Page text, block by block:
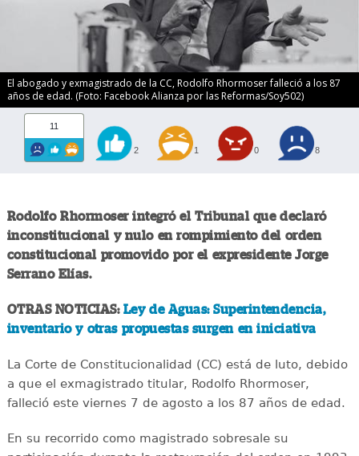
El abogado y exmagistrado de la CC, Rodolfo Rhormoser falleció a los 87
años de edad. (Foto: Facebook Alianza por las Reformas/Soy502)
11
2 1 0 8
Rodolfo Rhormoser integró el Tribunal que declaró
inconstitucional y nulo en rompimiento del orden
constitucional promovido por el expresidente Jorge
Serrano Elías.
OTRAS NOTICIAS: Ley de Aguas: Superintendencia,
inventario y otras propuestas surgen en iniciativa
La Corte de Constitucionalidad (CC) está de luto, debido
a que el exmagistrado titular, Rodolfo Rhormoser,
falleció este viernes 7 de agosto a los 87 años de edad.
En su recorrido como magistrado sobresale su